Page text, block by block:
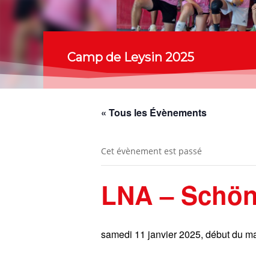
Camp de Leysin 2025
« Tous les Évènements
Cet évènement est passé
LNA –
samedi 11 janvier 2025, début du